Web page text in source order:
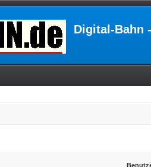
Digital-Bahn